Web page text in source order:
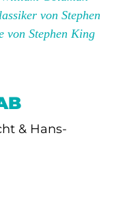
von Stephen
von Stephen King
& Hans-